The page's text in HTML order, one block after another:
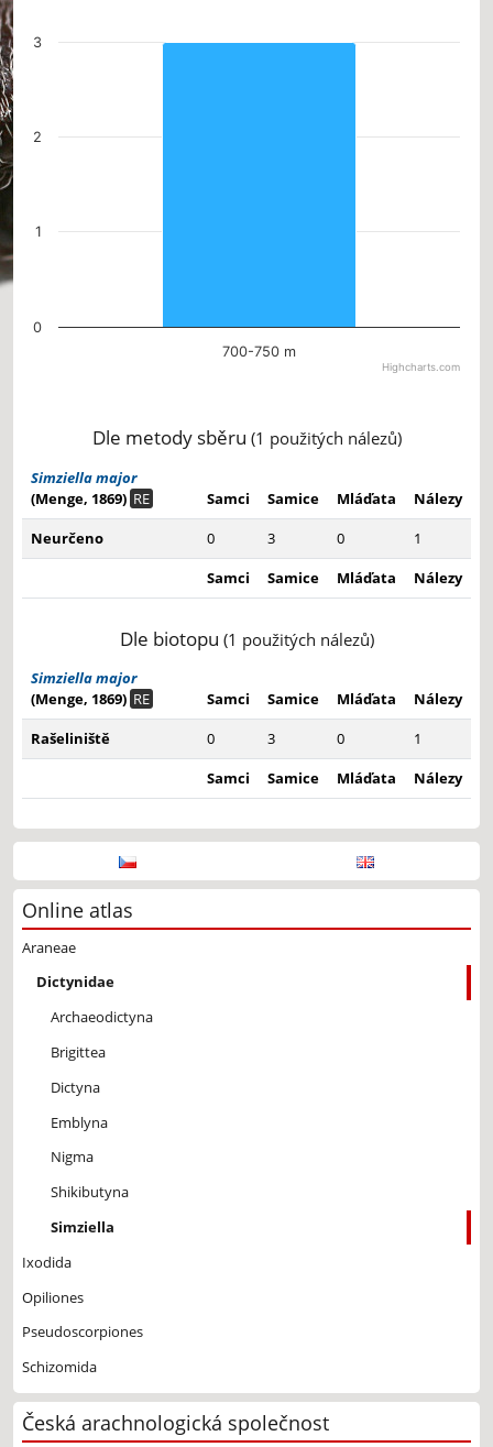
700-750 m
0
1
2
3
Highcharts.com
Dle metody sběru (1 použitých nálezů)
Simziella major
(Menge, 1869) RE Samci Samice Mláďata
Nálezy
Neurčeno
0 3 0
1
Samci
Samice Mláďata Nálezy
Dle biotopu (1 použitých nálezů)
Simziella major
(Menge, 1869) RE Samci Samice Mláďata
Nálezy
Rašeliniště
0 3 0
1
Samci
Samice Mláďata Nálezy
Online atlas
Araneae
Dictynidae
Archaeodictyna
Brigittea
Dictyna
Emblyna
Nigma
Shikibutyna
Simziella
Ixodida
Opiliones
Pseudoscorpiones
Schizomida
Česká arachnologická společnost